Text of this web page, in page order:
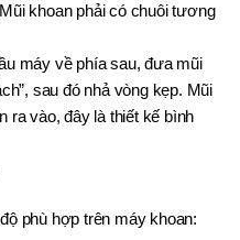
khoan phải có chuôi tương
máy về phía sau, đưa mũi
sau đó nhả vòng kẹp. Mũi
ra vào, đây là thiết kế bình
phù hợp trên máy khoan: